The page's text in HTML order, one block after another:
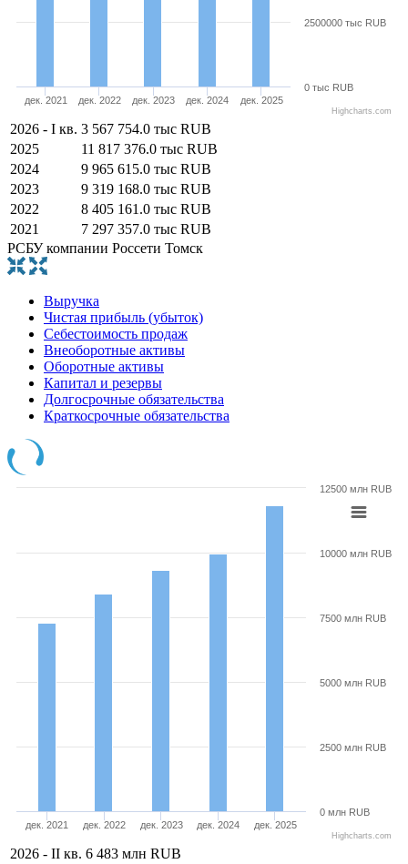
дек. 2021 дек. 2022 дек. 2023 дек. 2024 дек. 2025
0 тыс RUB
2500000 тыс RUB
Highcharts.com
2026 - I кв. 3 567 754.0 тыс RUB
2025
11 817 376.0 тыс RUB
2024
9 965 615.0 тыс RUB
2023
9 319 168.0 тыс RUB
2022
8 405 161.0 тыс RUB
2021
7 297 357.0 тыс RUB
РСБУ компании Россети Томск
Выручка
Чистая прибыль (убыток)
Себестоимость продаж
Внеоборотные активы
Оборотные активы
Капитал и резервы
Долгосрочные обязательства
Краткосрочные обязательства
дек. 2021 дек. 2022 дек. 2023 дек. 2024 дек. 2025
0 млн RUB
2500 млн RUB
5000 млн RUB
7500 млн RUB
10000 млн RUB
12500 млн RUB
Highcharts.com
2026 - II кв. 6 483 млн RUB